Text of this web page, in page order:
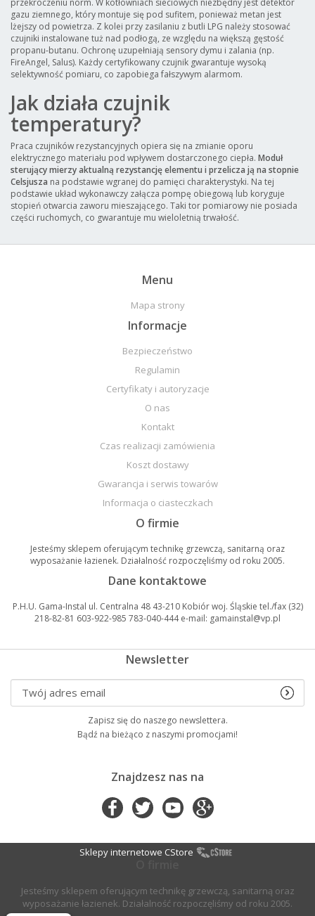
gazu ziemnego, który montuje się pod sufitem, ponieważ metan jest
lżejszy od powietrza. Z kolei przy zasilaniu z butli LPG należy stosować
czujniki instalowane tuż nad podłogą, ze względu na większą gęstość
propanu-butanu. Ochronę uzupełniają sensory dymu i zalania (np.
FireAngel, Salus). Każdy certyfikowany czujnik gwarantuje wysoką
selektywność pomiaru, co zapobiega fałszywym alarmom.
Jak działa czujnik
temperatury?
Praca czujników rezystancyjnych opiera się na zmianie oporu
elektrycznego materiału pod wpływem dostarczonego ciepła. Moduł
sterujący mierzy aktualną rezystancję elementu i przelicza ją na stopnie
Celsjusza na podstawie wgranej do pamięci charakterystyki. Na tej
podstawie układ wykonawczy załącza pompę obiegową lub koryguje
stopień otwarcia zaworu mieszającego. Taki tor pomiarowy nie posiada
części ruchomych, co gwarantuje mu wieloletnią trwałość.
Menu
Mapa strony
Informacje
Bezpieczeństwo
Regulamin
Certyfikaty i autoryzacje
O nas
Kontakt
Czas realizacji zamówienia
Koszt dostawy
Gwarancja i serwis towarów
Informacja o ciasteczkach
O firmie
Jesteśmy sklepem oferującym technikę grzewczą, sanitarną oraz
wyposażanie łazienek. Działalność rozpoczęliśmy od roku 2005.
Dane kontaktowe
P.H.U. Gama-Instal ul. Centralna 48 43-210 Kobiór woj. Śląskie tel./fax (32)
218-82-81 603-922-985 783-040-444 e-mail: gamainstal@vp.pl
Newsletter
Zapisz się do naszego newslettera.
Bądź na bieżąco z naszymi promocjami!
Znajdzesz nas na
Sklepy internetowe CStore
Jesteśmy sklepem oferującym technikę grzewczą, sanitarną oraz
wyposażanie łazienek. Działalność rozpoczęliśmy od roku 2005.